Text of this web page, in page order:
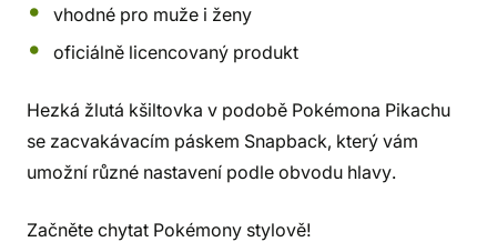
vhodné pro muže i ženy
oficiálně licencovaný produkt
Hezká žlutá kšiltovka v podobě Pokémona Pikachu
se zacvakávacím páskem Snapback, který vám
umožní různé nastavení podle obvodu hlavy.
Začněte chytat Pokémony stylově!